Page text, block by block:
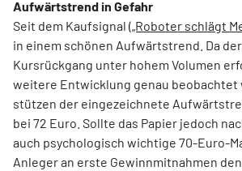
Aufwärtstrend in Gefahr
Seit dem Kaufsignal („Roboter schlägt
in einem schönen Aufwärtstrend. Da
Kursrückgang unter hohem Volumen
weitere Entwicklung genau beobachtet
stützen der eingezeichnete
bei 72 Euro. Sollte das Papier jedoch
auch psychologisch wichtige 70-Euro-
Anleger an erste Gewinnmitnahmen